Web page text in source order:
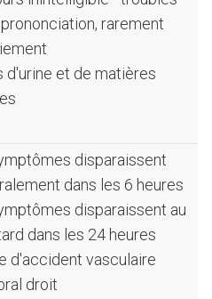
rarement
d'urine et de matières
disparaissent
dans les 6 heures
disparaissent au
dans les 24 heures
d'accident vasculaire
droit